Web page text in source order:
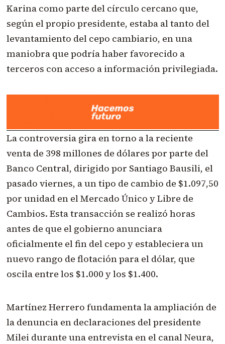
Karina como parte del círculo cercano que,
según el propio presidente, estaba al tanto del
levantamiento del cepo cambiario, en una
maniobra que podría haber favorecido a
terceros con acceso a información privilegiada.
La controversia gira en torno a la reciente
venta de 398 millones de dólares por parte del
Banco Central, dirigido por Santiago Bausili, el
pasado viernes, a un tipo de cambio de $1.097,50
por unidad en el Mercado Único y Libre de
Cambios. Esta transacción se realizó horas
antes de que el gobierno anunciara
oficialmente el fin del cepo y estableciera un
nuevo rango de flotación para el dólar, que
oscila entre los $1.000 y los $1.400.
Martínez Herrero fundamenta la ampliación de
la denuncia en declaraciones del presidente
Milei durante una entrevista en el canal Neura,